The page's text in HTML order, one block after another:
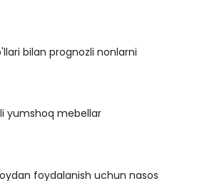
bilan prognozli nonlarni
yumshoq mebellar
foydalanish uchun nasos